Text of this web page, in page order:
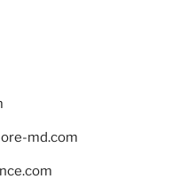
md.com